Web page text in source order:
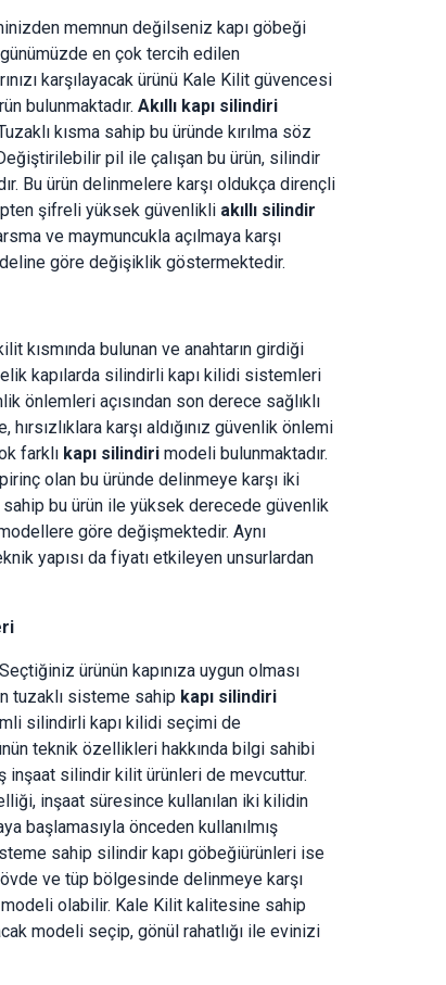
memnun değilseniz kapı göbeği
en çok tercih edilen
karşılayacak ürünü Kale Kilit güvencesi
bulunmaktadır. Akıllı kapı silindiri
kısma sahip bu üründe kırılma söz
pil ile çalışan bu ürün, silindir
Bu ürün delinmelere karşı oldukça dirençli
şifreli yüksek güvenlikli akıllı silindir
ve maymuncukla açılmaya karşı
göre değişiklik göstermektedir.
kısmında bulunan ve anahtarın girdiği
kapılarda silindirli kapı kilidi sistemleri
önlemleri açısından son derece sağlıklı
karşı aldığınız güvenlik önlemi
farklı kapı silindiri modeli bulunmaktadır.
olan bu üründe delinmeye karşı iki
bu ürün ile yüksek derecede güvenlik
göre değişmektedir. Aynı
yapısı da fiyatı etkileyen unsurlardan
ürünün kapınıza uygun olması
tuzaklı sisteme sahip kapı silindiri
silindirli kapı kilidi seçimi de
teknik özellikleri hakkında bilgi sahibi
inşaat silindir kilit ürünleri de mevcuttur.
inşaat süresince kullanılan iki kilidin
başlamasıyla önceden kullanılmış
sahip silindir kapı göbeğiürünleri ise
ve tüp bölgesinde delinmeye karşı
modeli olabilir. Kale Kilit kalitesine sahip
modeli seçip, gönül rahatlığı ile evinizi